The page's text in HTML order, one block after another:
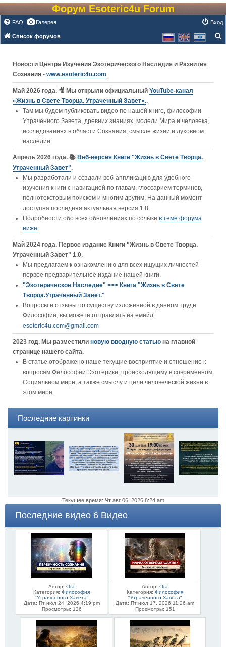
Форум Esoteric4u Forum
FAQ Галерея Вход
Список форумов
Новости Центра Изучения Эзотерического Наследия и Развития
Сознания - www.esoteric4u.com
Май 2026 года. 🎥 Мы открыли официальный YouTube‑канал
«Жизнь в Свете Творца. Утраченный Завет»..
Там мы будем публиковать видео по нашей книге, философии
Утраченного Завета, древних знаниях, модели Мира и человека,
исследованиях в области Сознания, смысле жизни и духовном
наследии.
Апрель 2026 года. 📚 Веб-версия Книги "Жизнь в Свете Творца.
Утраченный Завет".
Мы разработали и создали веб-аппликацию для удобного
изучения книги c навигацией по главам, глоссарием терминов,
полнотекстовым поиском и многим другим. На данный момент
доступна последняя актуальная версия 1.8.
Подробности обо всех обновлениях по сслыке в теме форума
ниже.
Май 2024 года. Первое издание Книги "Жизнь в Свете Творца.
Утраченный Завет" 1.0.
Мы предлагаем к ознакомлению для всех ищущих личностей
первое предварительное издание нашей книги.
"Эзотерическое Наследие" >>> Книга "Жизнь в Свете
Творца.Утраченный Завет."
Вопросы и отзывы по существу изложенной в данном труде
Философии, вы можете отправлять на емейл:
esoteric4u.com@gmail.com
2023 год. Мы разместили новую вводную статью на главной
странице нашего сайта.
В статье отображено наше текущие восприятие и отношение к
вопросам Философии Эзотерики, происходящему в современном
Социальном мире, а также смыслу и цели человеческой жизни в
этом мире.
Последние картинки
Текущее время: Чт авг 06, 2026 8:24 am
Последние видео 6 Видео
Автор: Ora
Категория: Философия
"Утраченного Завета"
Дата: Пт июл 24, 2026 4:19 pm
Просмотры: 126
Автор: Ora
Категория: Философия
"Утраченного Завета"
Дата: Пт июл 17, 2026 11:26 am
Просмотры: 151